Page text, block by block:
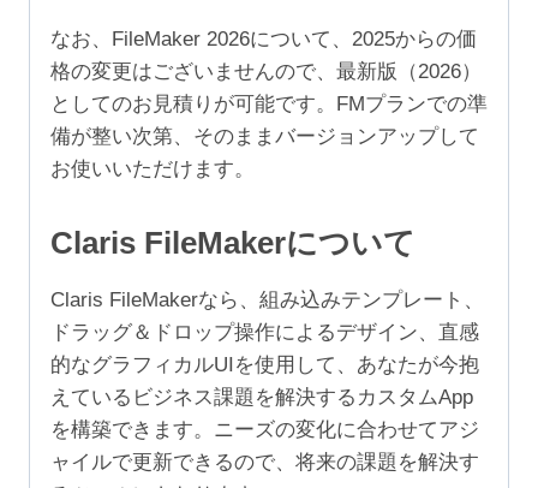
ー
ザ）
個
なお、FileMaker 2026について、2025からの価
格の変更はございませんので、最新版（2026）
としてのお見積りが可能です。FMプランでの準
備が整い次第、そのままバージョンアップして
お使いいただけます。
Claris FileMakerについて
Claris FileMakerなら、組み込みテンプレート、
ドラッグ＆ドロップ操作によるデザイン、直感
的なグラフィカルUIを使用して、あなたが今抱
えているビジネス課題を解決するカスタムApp
を構築できます。ニーズの変化に合わせてアジ
ャイルで更新できるので、将来の課題を解決す